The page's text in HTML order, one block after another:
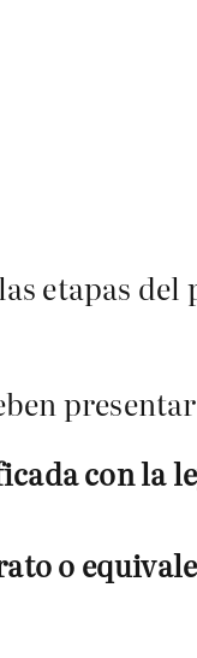
etapas del
con la
o